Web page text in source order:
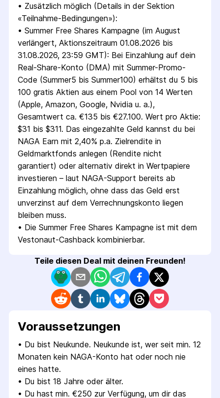
• Zusätzlich möglich (Details in der Sektion
«Teilnahme-Bedingungen»):
• Summer Free Shares Kampagne (im August
verlängert, Aktionszeitraum 01.08.2026 bis
31.08.2026, 23:59 GMT): Bei Einzahlung auf dein
Real-Share-Konto (DMA) mit Summer-Promo-
Code (Summer5 bis Summer100) erhältst du 5 bis
100 gratis Aktien aus einem Pool von 14 Werten
(Apple, Amazon, Google, Nvidia u. a.),
Gesamtwert ca. €135 bis €27.100. Wert pro Aktie:
$31 bis $311. Das eingezahlte Geld kannst du bei
NAGA Earn mit 2,40% p.a. Zielrendite in
Geldmarktfonds anlegen (Rendite nicht
garantiert) oder alternativ direkt in Wertpapiere
investieren – laut NAGA-Support bereits ab
Einzahlung möglich, ohne dass das Geld erst
unverzinst auf dem Verrechnungskonto liegen
bleiben muss.
• Die Summer Free Shares Kampagne ist mit dem
Vestonaut-Cashback kombinierbar.
Teile diesen Deal mit deinen Freunden!
Voraus­setzungen
• Du bist Neukunde. Neukunde ist, wer seit min. 12
Monaten kein NAGA-Konto hat oder noch nie
eines hatte.
• Du bist 18 Jahre oder älter.
• Du hast min. €250 zur Verfügung, um dir das